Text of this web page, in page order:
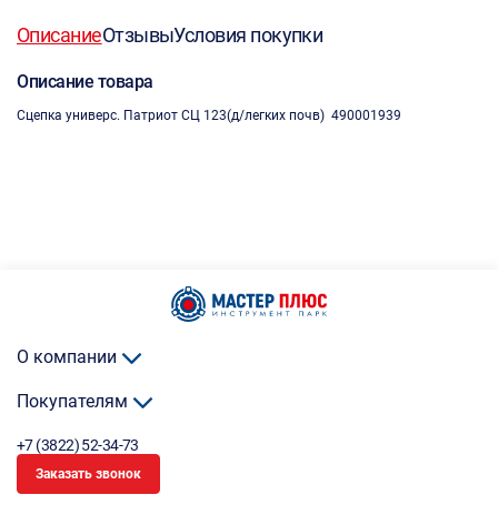
ОписаниеОтзывыУсловия покупки
Описание товара
Сцепка универс. Патриот СЦ 123(д/легких почв) 490001939
О компании
Покупателям
+7 (3822) 52-34-73
Заказать звонок